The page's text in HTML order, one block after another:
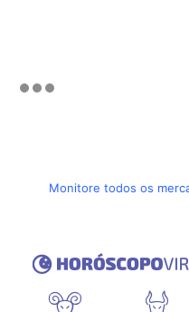
Monitore todos os